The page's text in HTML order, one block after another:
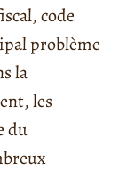
code
problème
la
les
du